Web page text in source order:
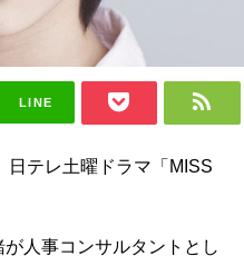
LINE
日テレ土曜ドラマ「MISS
人事コンサルタントとし